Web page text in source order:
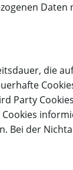
Daten
die
Party
Cookies
Bei der